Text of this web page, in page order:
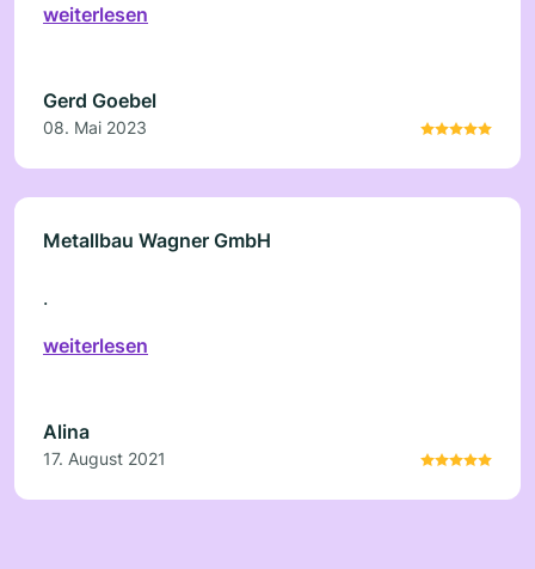
genannt hat. Danke für eine schnelle Antwort!
weiterlesen
Gerd Goebel
08. Mai 2023
Metallbau Wagner GmbH
.
weiterlesen
Alina
17. August 2021